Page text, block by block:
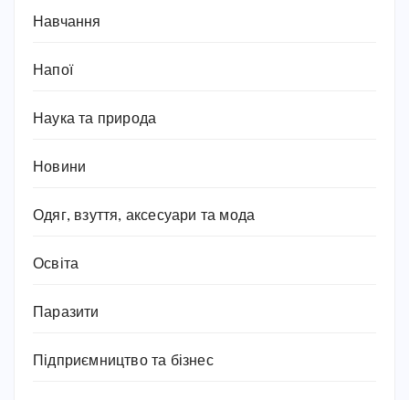
Навчання
Напої
Наука та природа
Новини
Одяг, взуття, аксесуари та мода
Освіта
Паразити
Підприємництво та бізнес